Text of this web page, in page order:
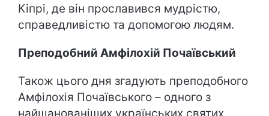
Кіпрі, де він прославився мудрістю,
справедливістю та допомогою людям.
Преподобний Амфілохій Почаївський
Також цього дня згадують преподобного
Амфілохія Почаївського – одного з